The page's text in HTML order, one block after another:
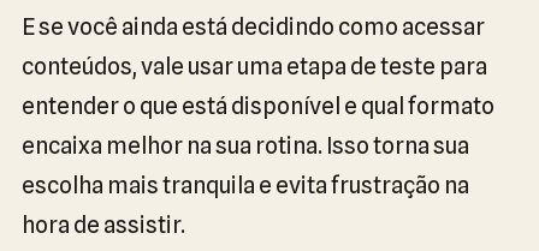
E se você ainda está decidindo como acessar
conteúdos, vale usar uma etapa de teste para
entender o que está disponível e qual formato
encaixa melhor na sua rotina. Isso torna sua
escolha mais tranquila e evita frustração na
hora de assistir.